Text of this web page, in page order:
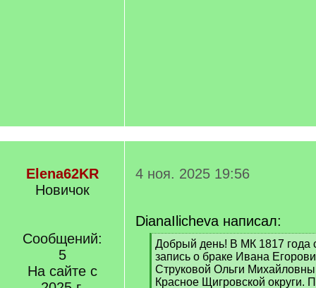
Elena62KR
Новичок
Сообщений:
5
На сайте с
4 ноя. 2025 19:56
DianaIlicheva написал:
[
q
]
Добрый день! В МК 1817 года
запись о браке Ивана
Струковой Ольги
Красное Щигровской округи.